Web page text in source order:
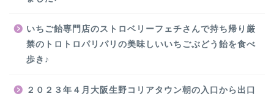
いちご飴専門店のストロベリーフェチさんで持ち帰り厳
禁のトロトロパリパリの美味しいいちごぶどう飴を食べ
歩き♪
２０２３年４月大阪生野コリアタウン朝の入口から出口